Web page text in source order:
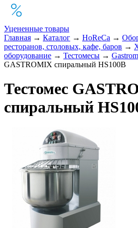
Уцененные товары
Главная → Каталог → HoReCa →
ресторанов, столовых, кафе, баров →
оборудование → Тестомесы →
GASTROMIX спиральный HS100B
Тестомес
спиральный